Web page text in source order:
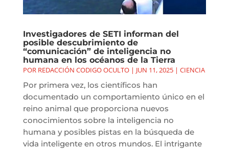
Investigadores de SETI informan del
posible descubrimiento de
“comunicación” de inteligencia no
humana en los océanos de la Tierra
POR REDACCIÓN CODIGO OCULTO| JUN 11, 2025| CIENCIA
Por primera vez, los científicos han
documentado un comportamiento único en el
reino animal que proporciona nuevos
conocimientos sobre la inteligencia no
humana y posibles pistas en la búsqueda de
vida inteligente en otros mundos. El intrigante